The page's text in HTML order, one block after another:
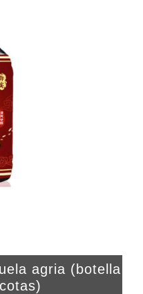
agria (botella